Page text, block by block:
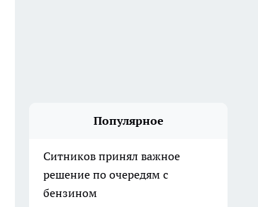
Популярное
Ситников принял важное
решение по очередям с
бензином